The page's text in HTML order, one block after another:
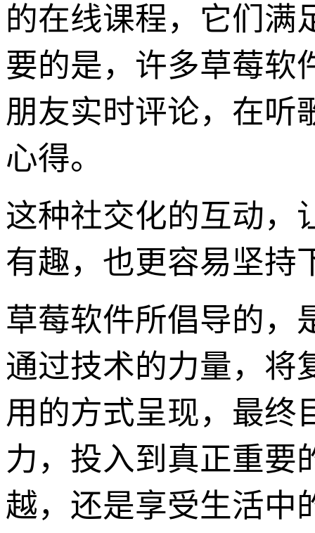
的在线课程，它们满
要的是，许多草莓软
朋友实时评论，在听
心得。
这种社交化的互动，
有趣，也更容易坚持
草莓软件所倡导的，
通过技术的力量，将
用的方式呈现，最终
力，投入到真正重
越，还是享受生活中